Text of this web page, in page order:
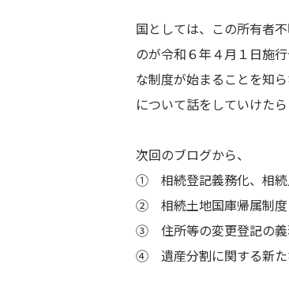
国としては、この所有者
のが令和６年４月１日施
な制度が始まることを知
について話をしていけたら
次回のブログから、
➀ 相続登記義務化、相続
➁ 相続土地国庫帰属制度
➂ 住所等の変更登記の義
➃ 遺産分割に関する新た